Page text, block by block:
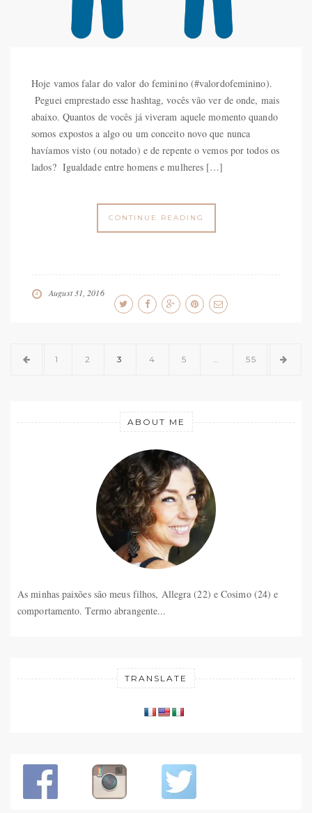
Hoje vamos falar do valor do feminino (#valordofeminino).
Peguei emprestado esse hashtag, vocês vão ver de onde, mais
abaixo. Quantos de vocês já viveram aquele momento quando
somos expostos a algo ou um conceito novo que nunca
havíamos visto (ou notado) e de repente o vemos por todos os
lados? Igualdade entre homens e mulheres […]
CONTINUE READING
August 31, 2016
1 2 3 4 5 … 55
ABOUT ME
As minhas paixões são meus filhos, Allegra (22) e Cosimo (24) e
comportamento. Termo abrangente...
TRANSLATE